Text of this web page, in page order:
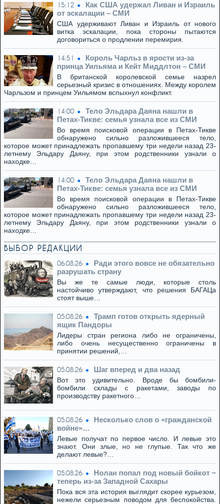
15:12
Как США удержал Ливан и Израиль
от эскалации – СМИ
США удерживают Ливан и Израиль от нового
витка эскалации, пока стороны пытаются
договориться о продлении перемирия.
14:51
Король Чарльз в ярости из-за
принца Уильяма и Кейт Миддлтон – СМИ
В британской королевской семье назрел
серьезный кризис в отношениях. Между королем
Чарльзом и принцем Уильямом вспыхнул конфликт.
14:00
Тело Эльдара Даяна нашли в
Петах-Тикве: семья узнала все из СМИ
Во время поисковой операции в Петах-Тикве
обнаружено сильно разложившееся тело,
которое может принадлежать пропавшему три недели назад 23-
летнему Эльдару Даяну, при этом родственники узнали о
находке…
14:00
Тело Эльдара Даяна нашли в
Петах-Тикве: семья узнала все из СМИ
Во время поисковой операции в Петах-Тикве
обнаружено сильно разложившееся тело,
которое может принадлежать пропавшему три недели назад 23-
летнему Эльдару Даяну, при этом родственники узнали о
находке…
ВЫБОР РЕДАКЦИИ
06.08.26
Ради этого вовсе не обязательно
разрушать страну
Вы же те самые люди, которые столь
настойчиво утверждают, что решения БАГАЦа
стоят выше…
05.08.26
Трамп готов открыть ядерный
ящик Пандоры
Лидеры стран региона либо не ограничены,
либо очень несущественно ограничены в
принятии решений,…
05.08.26 Шаг вперед и два назад
Вот это удивительно. Вроде бы бомбили-
бомбили склады с ракетами, заводы по
производству ракетного…
05.08.26
Несколько слов о «гражданской
войне»…
Левые получат по первое число. И левые это
знают. Они злые, но не глупые. Так что же
делают левые?…
05.08.26
Нолан попал под новый бойкот −
теперь из‑за Западной Сахары
Пока вся эта история выглядит скорее курьезом,
нежели серьезным поводом для беспокойства.